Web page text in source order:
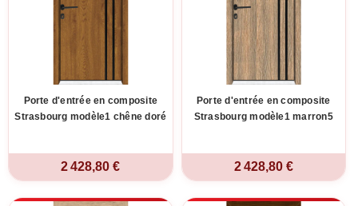
Porte d'entrée en composite
Strasbourg modèle1 chêne doré
2 428,80 €
Porte d'entrée en composite
Strasbourg modèle1 marron5
2 428,80 €